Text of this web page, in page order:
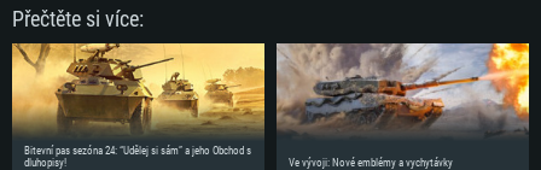
Přečtěte si více:
Bitevní pas sezóna 24: “Udělej si sám” a jeho Obchod s
dluhopisy!
Ve vývoji: Nové emblémy a vychytávky